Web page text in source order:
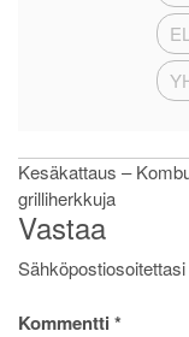
selaus
Kesäkattaus –
grilliherkkuja
Vastaa
Kommentti *